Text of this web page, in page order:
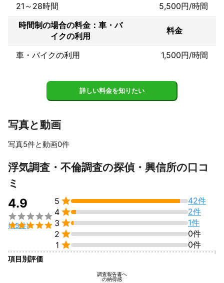
ケース1
配偶者のLINEから浮気が発覚。
証拠をもとに慰謝料請求・離婚。
マッチングアプリで知り合った相手とホテルに出入りする証拠を
単身赴任中の夫の素行調査。
法的な不貞には該当しなかったが、生活改善につながったケー
幅広いケースに対応しております。
アピールポイント
■K探偵調査事務所の強み
不貞の証拠は、一度だけでは否認される可能性があります。
そのため、状況に応じて複数回の証拠取得が重要となります。
他社では多額な広告費、相談員と現場調査員も別で人件費がかか
る為、高額な調査費用となりますが、当事務所では、ご予算に配
相談→面談→現場調査→報告をする事で、余計な経費を省き、他
21～28時間
5,500円/時間
時間制の場合の料金：車・バ
イクの利用
料金
車・バイクの利用 1,500円/時間
詳しい料金を知りたい
写真と動画
写真5件と動画0件
すべて見る
浮気調査・不倫調査の探偵・興信所の口コ
ミ
4.9


(45件)
5 
42件
4 
2件
3 
1件
2 
0件
1  0件
項目別評価
調査報告書へ
の納得感